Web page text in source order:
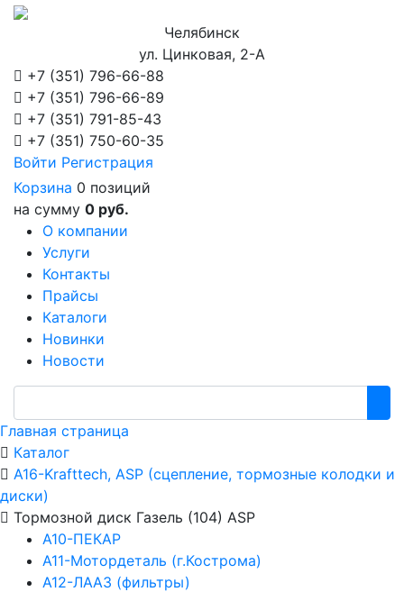
Челябинск
ул. Цинковая, 2-А
+7 (351) 796-66-88
+7 (351) 796-66-89
+7 (351) 791-85-43
+7 (351) 750-60-35
Войти Регистрация
Корзина 0 позиций
на сумму 0 руб.
О компании
Услуги
Контакты
Прайсы
Каталоги
Новинки
Новости
Главная страница
Каталог
А16-Krafttech, ASP (сцепление, тормозные колодки и
диски)
Тормозной диск Газель (104) ASP
А10-ПЕКАР
А11-Мотордеталь (г.Кострома)
А12-ЛААЗ (фильтры)